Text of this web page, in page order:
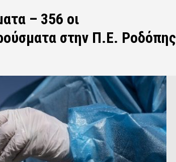
– 356 οι
στην Π.Ε. Ροδόπης